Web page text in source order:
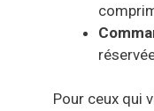
Pour ceux qui